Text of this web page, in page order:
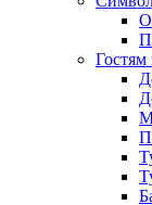
Гостям